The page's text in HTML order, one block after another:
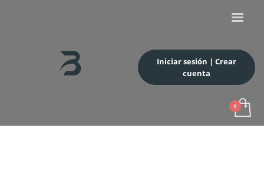
Iniciar sesión | Crear
cuenta